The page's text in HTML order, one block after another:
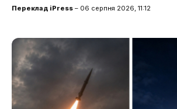
Переклад iPress – 06 серпня 2026, 11:12